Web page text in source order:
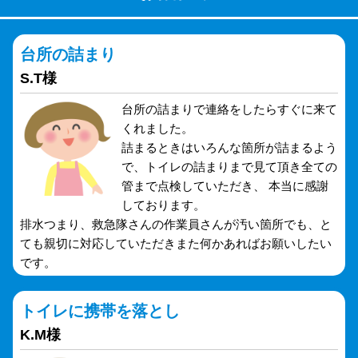
台所の詰まり
S.T様
台所の詰まりで連絡をしたらすぐに来て
くれました。
詰まるときはいろんな箇所が詰まるよう
で、トイレの詰まりまで見て頂き全ての
管まで点検していただき、 本当に感謝
しております。
排水つまり、救急隊さんの作業員さんが汚い箇所でも、と
ても親切に対応していただきまた何かあればお願いしたい
です。
トイレに携帯を落とし
K.M様